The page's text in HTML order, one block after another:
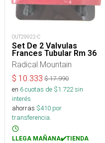
OUT29922-C
Set De 2 Valvulas
Frances Tubular Rm 36
Radical Mountain
$ 10.333 $17.990
en 6cuotas de $1.722sin
interés
ahorras $410 por
transferencia.
LLEGA MAÑANA✔️TIENDA